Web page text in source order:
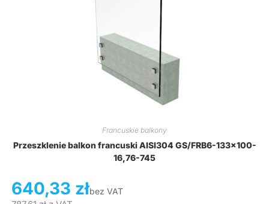
Francuskie balkony
Przeszklenie balkon francuski AISI304 GS/FRB6-133×100-
16,76-745
640,33 złbez VAT